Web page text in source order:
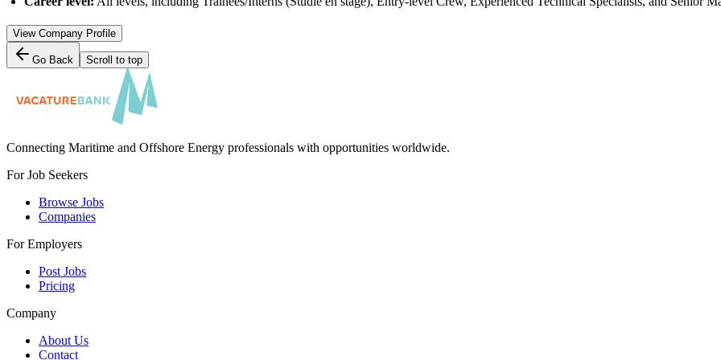
View Company Profile
Go Back Scroll to top
Connecting Maritime and Offshore Energy professionals with opportunities worldwide.
For Job Seekers
Browse Jobs
Companies
For Employers
Post Jobs
Pricing
Company
About Us
Contact